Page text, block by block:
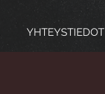
YHTEYSTIEDOT